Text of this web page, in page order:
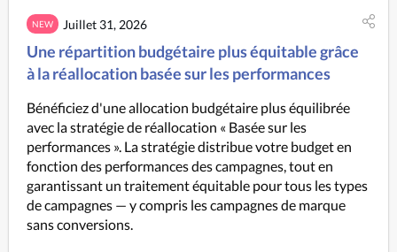
NEW Juillet 31, 2026
Une répartition budgétaire plus équitable grâce
à la réallocation basée sur les performances
Bénéficiez d'une allocation budgétaire plus équilibrée
avec la stratégie de réallocation « Basée sur les
performances ». La stratégie distribue votre budget en
fonction des performances des campagnes, tout en
garantissant un traitement équitable pour tous les types
de campagnes — y compris les campagnes de marque
sans conversions.